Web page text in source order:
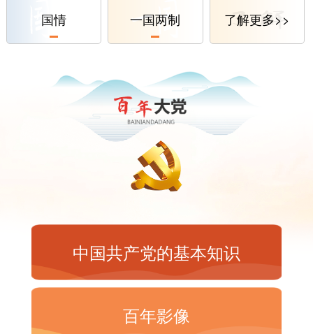
国情 一国两制 了解更多>>
中国共产党的基本知识
百年影像